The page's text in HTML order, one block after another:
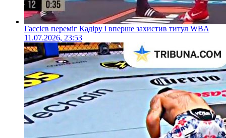
Гассієв переміг Кадіру і вперше захистив титул WBA
11.07.2026, 23:53